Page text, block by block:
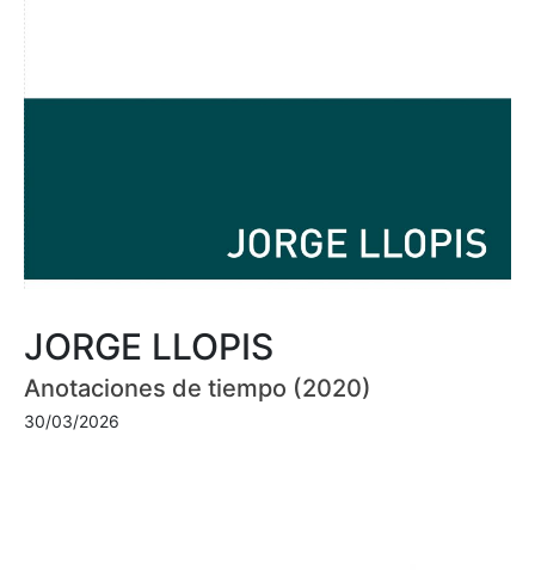
JORGE LLOPIS
Anotaciones de tiempo (2020)
30/03/2026